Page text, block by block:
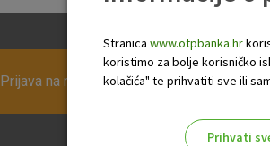
Prijava na newsletter OTP banke
Stranica www.otpbanka.hr
koristimo za bolje korisničko
kolačića" te prihvatiti sve ili
Prihvati